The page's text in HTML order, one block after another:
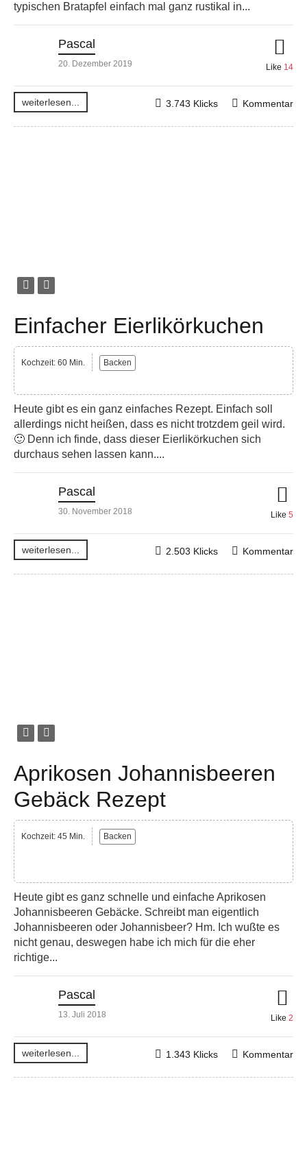
typischen Bratapfel einfach mal ganz rustikal in...
Pascal
20. Dezember 2019 Like 14
weiterlesen... Kommentar
3.743 Klicks
Einfacher Eierlikörkuchen
Kochzeit: 60 Min. Backen
Heute gibt es ein ganz einfaches Rezept. Einfach soll
allerdings nicht heißen, dass es nicht trotzdem geil wird.
🙂 Denn ich finde, dass dieser Eierlikörkuchen sich
durchaus sehen lassen kann....
Pascal
30. November 2018 Like 5
weiterlesen... Kommentar
2.503 Klicks
Aprikosen Johannisbeeren
Gebäck Rezept
Kochzeit: 45 Min. Backen
Heute gibt es ganz schnelle und einfache Aprikosen
Johannisbeeren Gebäcke. Schreibt man eigentlich
Johannisbeeren oder Johannisbeer? Hm. Ich wußte es
nicht genau, deswegen habe ich mich für die eher
richtige...
Pascal
13. Juli 2018 Like 2
weiterlesen... Kommentar
1.343 Klicks